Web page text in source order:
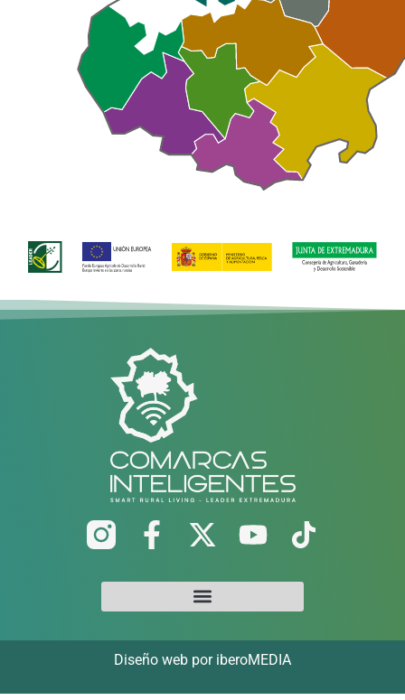
Diseño web por iberoMEDIA